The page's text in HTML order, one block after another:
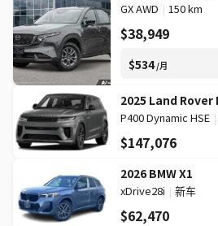
GX AWD | 150 km
$38,949
$534/月
2025 Land
P400 Dynamic HSE |
$147,076
2026 BMW X1
xDrive28i | 新车
$62,470